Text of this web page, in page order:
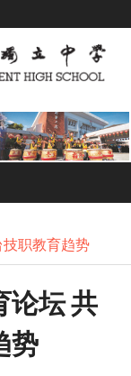
职教育趋势
论坛 共
势